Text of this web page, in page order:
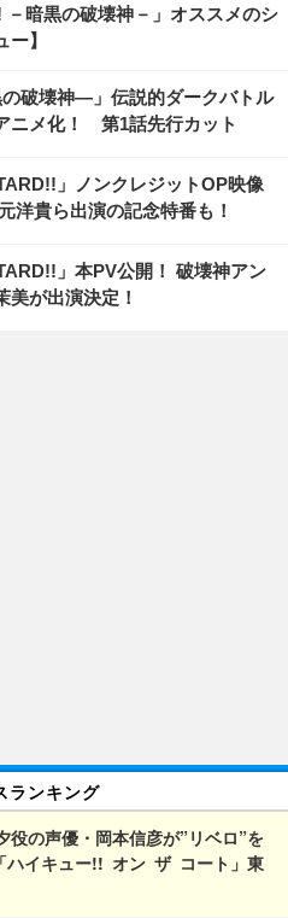
暗黒の破壊神－」オススメのシ
】
破壊神―」伝説的ダークバトル
ニメ化！ 第1話先行カット
」ノンクレジットOP映像
洋貴ら出演の記念特番も！
」本PV公開！ 破壊神アン
美が出演決定！
ランキング
役の声優・岡本信彦が”リベロ”を
ハイキュー!! オン ザ コート」東